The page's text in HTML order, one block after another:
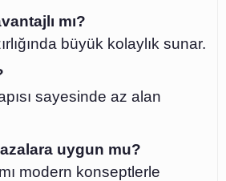
mı?
büyük kolaylık sunar.
sayesinde az alan
uygun mu?
modern konseptlerle